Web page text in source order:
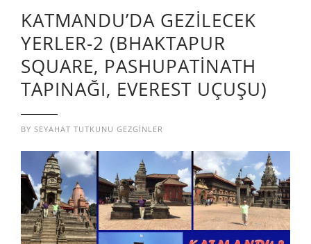
KATMANDU’DA GEZİLECEK
YERLER-2 (BHAKTAPUR
SQUARE, PASHUPATINATH
TAPINAĞI, EVEREST UÇUŞU)
BY SEYAHAT TUTKUNU GEZGINLER